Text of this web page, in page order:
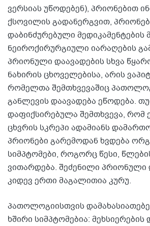
ვერსიას უწოდებენ), პრიონებით
ქსოვილის გადანერგვით,
დაბინძურებული მედიკამენტების
ნეიროქირურგიული იარაღების
პრიონული დაავადების სხვა
ნახირის ცხოველებისა, არის
რომელთა შემთხვევაშიც
განლევის დაავადება ეწოდება.
დაფიქსირებულა შემთხვევა, რომ
ცხვრის სკრეპი ადამიანს
პრიონები გარემოდან ხვდება
სიმპტომები, როგორც წესი,
ვითარდება. შეძენილი პრიონული
კიდევ ერთი მაგალითია კურუ.
პათოლოგიისთვის
ხშირი სიმპტომებია: მეხსიერების